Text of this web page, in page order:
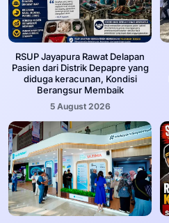
RSUP Jayapura Rawat Delapan
Pasien dari Distrik Depapre yang
diduga keracunan, Kondisi
Berangsur Membaik
5 August 2026